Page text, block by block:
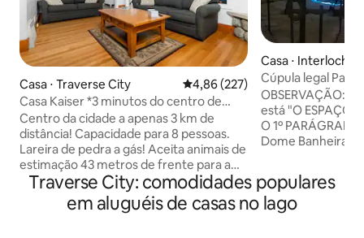
Casa ⋅ Traverse City 4,86 de uma avaliação média de
4,86 (227)
Casa Kaiser *3 minutos do centro de
Toronto *Acomoda 8 pessoas
Centro da cidade a apenas 3 km de
distância! Capacidade para 8 pessoas.
Lareira de pedra a gás! Aceita animais de
estimação 43 metros de frente para a
baía do outro lado da estrada A 4,8 km
do The Commons A 40 km das dunas de
Sleeping Bear 22,5 km até Sutton's Bay
Casa ⋅ Interlochen
Cúpula legal Panorâmica Sauna Banheira
de hidromassagem Aceita
estimação
OBSERVAÇÃO:
está "O ESPAÇO" VIP: LEIA PELO MENOS
O 1º
Dome Banheira
Nos arredores de
espaço é de 2
cama queen
nossa incrível
Traverse City: comodidades populares
em aluguéis de casas no lago